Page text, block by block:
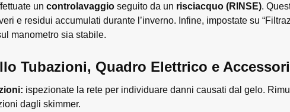
uncontrolavaggio seguito da un risciacquo (RINSE).
e residui accumulati durante l’inverno. Infine, impostate su
manometro sia stabile.
Tubazioni, Quadro Elettrico e Accessori
ispezionate la rete per individuare danni causati dal gelo.
dagli skimmer.